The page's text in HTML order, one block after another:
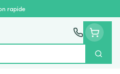
rapide